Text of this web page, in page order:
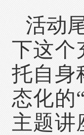
活动
下这个
托自身
态化的
主题讲